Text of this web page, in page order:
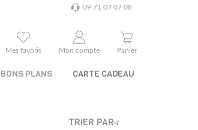
09 71 07 07 08
Mes favoris Mon compte Panier
BONS PLANS CARTE CADEAU
TRIER PAR :